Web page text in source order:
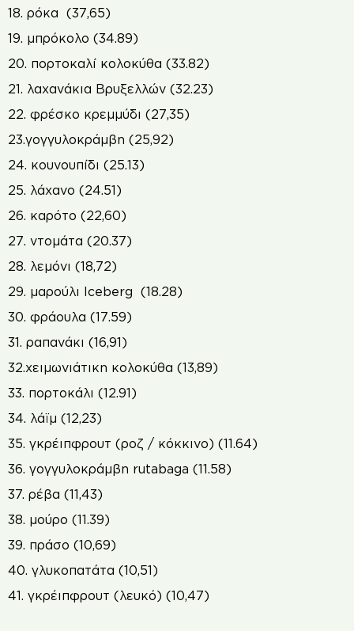
18. ρόκα (37,65)
19. μπρόκολο (34.89)
20. πορτοκαλί κολοκύθα (33.82)
21. λαχανάκια Βρυξελλών (32.23)
22. φρέσκο κρεμμύδι (27,35)
23.γογγυλοκράμβη (25,92)
24. κουνουπίδι (25.13)
25. λάχανο (24.51)
26. καρότο (22,60)
27. ντομάτα (20.37)
28. λεμόνι (18,72)
29. μαρούλι Iceberg (18.28)
30. φράουλα (17.59)
31. ραπανάκι (16,91)
32.χειμωνιάτικη κολοκύθα (13,89)
33. πορτοκάλι (12.91)
34. λάϊμ (12,23)
35. γκρέιπφρουτ (ροζ / κόκκινο) (11.64)
36. γογγυλοκράμβη rutabaga (11.58)
37. ρέβα (11,43)
38. μούρο (11.39)
39. πράσο (10,69)
40. γλυκοπατάτα (10,51)
41. γκρέιπφρουτ (λευκό) (10,47)